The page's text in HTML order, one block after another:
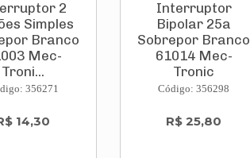
2
Simples
Branco
Mec-
Troni...
356271
14,30
Interruptor
Bipolar 25a
Sobrepor Branco
61014 Mec-
Tronic
Código: 356298
R$ 25,80